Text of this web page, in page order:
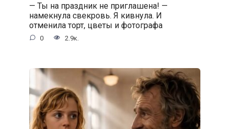
— Ты на праздник не приглашена! —
намекнула свекровь. Я кивнула. И
отменила торт, цветы и фотографа
0 2.9к.